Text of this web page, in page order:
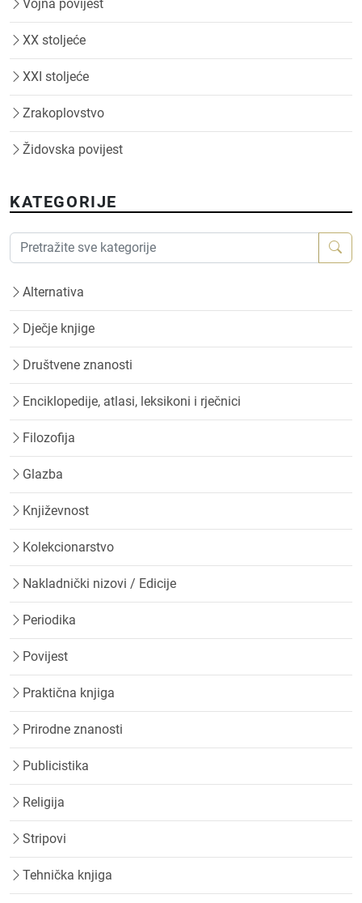
Vojna povijest
XX stoljeće
XXI stoljeće
Zrakoplovstvo
Židovska povijest
KATEGORIJE
Alternativa
Dječje knjige
Društvene znanosti
Enciklopedije, atlasi, leksikoni i rječnici
Filozofija
Glazba
Književnost
Kolekcionarstvo
Nakladnički nizovi / Edicije
Periodika
Povijest
Praktična knjiga
Prirodne znanosti
Publicistika
Religija
Stripovi
Tehnička knjiga